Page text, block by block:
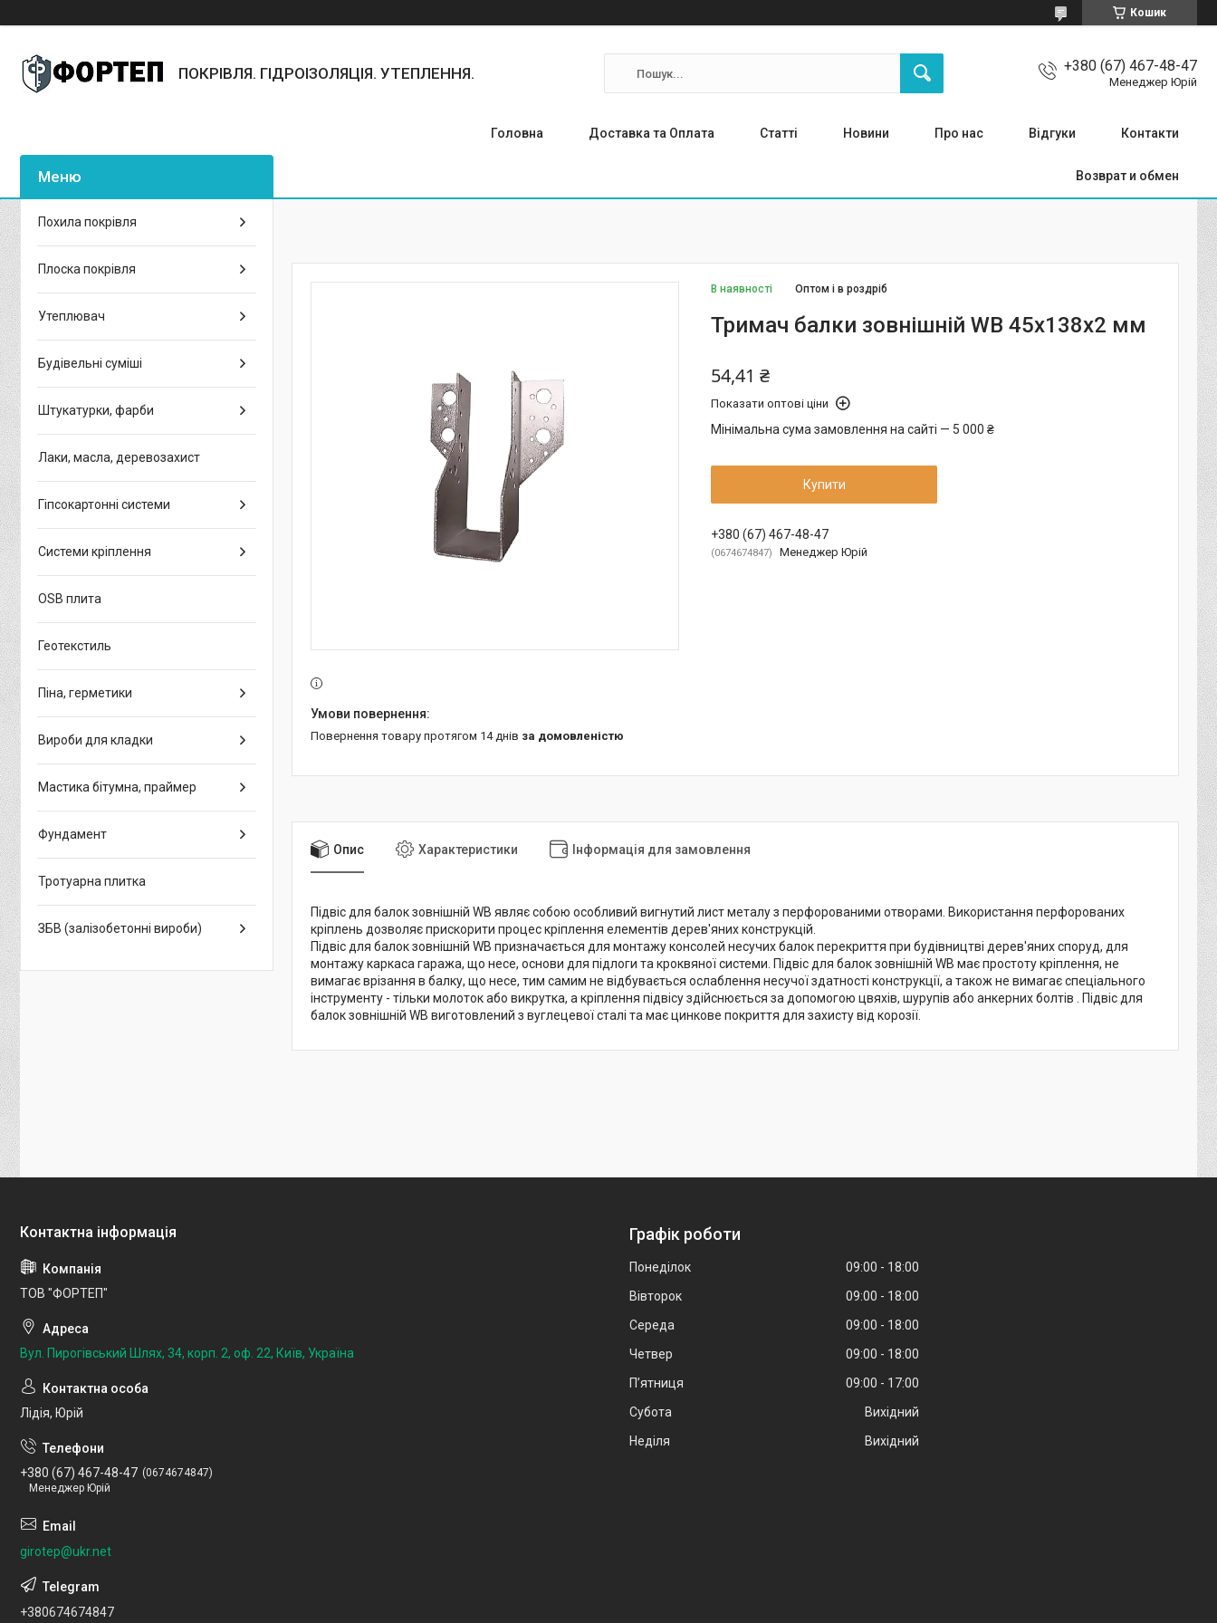
Кошик
ПОКРІВЛЯ. ГІДРОІЗОЛЯЦІЯ. УТЕПЛЕННЯ. +380 (67) 467-48-47
Менеджер Юрій
Головна Доставка та Оплата Статті Новини Про нас Відгуки Контакти
Возврат и обмен
В наявності Оптом і в роздріб
Тримач балки зовнішній WB 45х138х2 мм
54,41 ₴
Показати оптові ціни
Мінімальна сума замовлення на сайті — 5 000 ₴
Купити
+380 (67) 467-48-47
0674674847 Менеджер Юрій
повернення товару протягом 14 днів за домовленістю
Опис Характеристики Інформація для замовлення
Підвіс для балок зовнішній WB являє собою особливий вигнутий лист металу з перфорованими отворами. Використання перфорованих
кріплень дозволяє прискорити процес кріплення елементів дерев'яних конструкцій.
Підвіс для балок зовнішній WB призначається для монтажу консолей несучих балок перекриття при будівництві дерев'яних споруд, для
монтажу каркаса гаража, що несе, основи для підлоги та кроквяної системи. Підвіс для балок зовнішній WB має простоту кріплення, не
вимагає врізання в балку, що несе, тим самим не відбувається ослаблення несучої здатності конструкції, а також не вимагає спеціального
інструменту - тільки молоток або викрутка, а кріплення підвісу здійснюється за допомогою цвяхів, шурупів або анкерних болтів . Підвіс для
балок зовнішній WB виготовлений з вуглецевої сталі та має цинкове покриття для захисту від корозії.
Похила покрівля
Плоска покрівля
Утеплювач
Будівельні суміші
Штукатурки, фарби
Лаки, масла, деревозахист
Гіпсокартонні системи
Системи кріплення
OSB плита
Геотекстиль
Піна, герметики
Вироби для кладки
Мастика бітумна, праймер
Фундамент
Тротуарна плитка
ЗБВ (залізобетонні вироби)
ТОВ "ФОРТЕП"
Вул. Пирогівський Шлях, 34, корп. 2, оф. 22, Київ, Україна
Лідія, Юрій
+380 (67) 467-48-47
0674674847
Менеджер Юрій
girotep@ukr.net
+380674674847
Графік роботи
Понеділок 09:00
18:00
Вівторок
09:00
18:00
Середа
09:00
18:00
Четвер
09:00
18:00
Пʼятниця
09:00
17:00
Субота
Вихідний
Неділя
Вихідний